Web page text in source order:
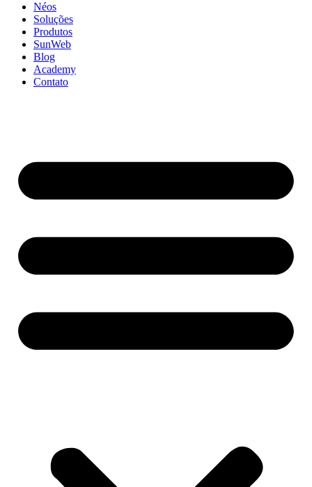
Néos
Soluções
Produtos
SunWeb
Blog
Academy
Contato